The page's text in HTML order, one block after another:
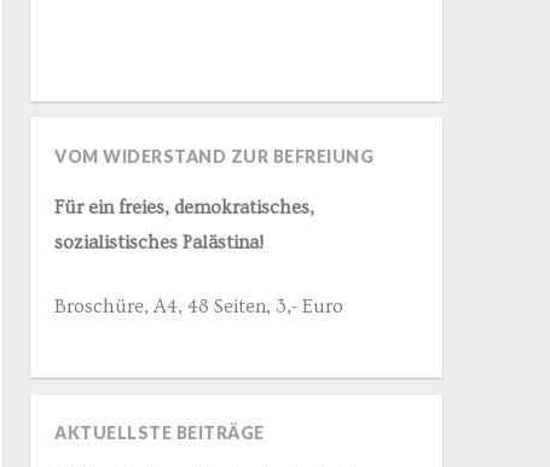
VOM WIDERSTAND ZUR BEFREIUNG
Für ein freies, demokratisches,
sozialistisches Palästina!
Broschüre, A4, 48 Seiten, 3,- Euro
AKTUELLSTE BEITRÄGE